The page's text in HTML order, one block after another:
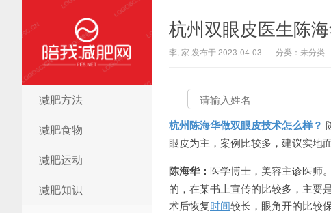
陪我减肥网
减肥方法
减肥食物
减肥运动
减肥知识
杭州双眼皮医生陈
李, 家 发布于 2023-04-03 分类：未分类
杭州陈海华做双眼皮技术怎么样？
眼皮为主，案例比较多，建议实地
陈海华： 医学博士，美容主诊医师
的，在某书上宣传的比较多，主要
术后恢复时间较长，眼角开的比较